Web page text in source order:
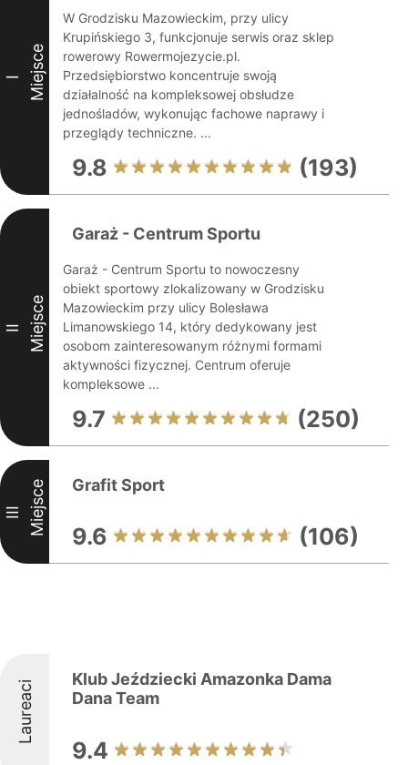
I Miejsce
W Grodzisku Mazowieckim, przy ulicy
Krupińskiego 3, funkcjonuje serwis oraz sklep
rowerowy Rowermojezycie.pl.
Przedsiębiorstwo koncentruje swoją
działalność na kompleksowej obsłudze
jednośladów, wykonując fachowe naprawy i
przeglądy techniczne. ...
9.8 (193)
II Miejsce
Garaż - Centrum Sportu
Garaż - Centrum Sportu to nowoczesny
obiekt sportowy zlokalizowany w Grodzisku
Mazowieckim przy ulicy Bolesława
Limanowskiego 14, który dedykowany jest
osobom zainteresowanym różnymi formami
aktywności fizycznej. Centrum oferuje
kompleksowe ...
9.7 (250)
III Miejsce Grafit Sport
9.6 (106)
Laureaci
Klub Jeździecki Amazonka Dama
Dana Team
9.4